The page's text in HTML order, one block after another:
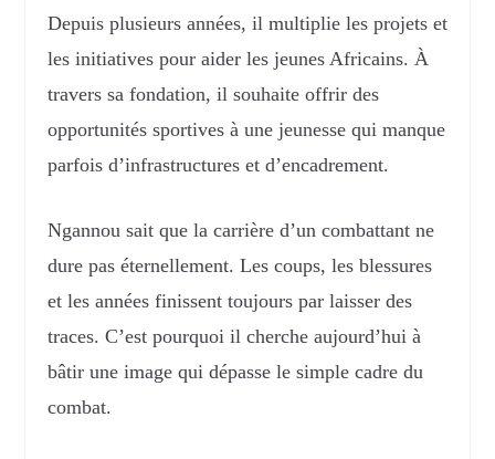
Depuis plusieurs années, il multiplie les projets et
les initiatives pour aider les jeunes Africains. À
travers sa fondation, il souhaite offrir des
opportunités sportives à une jeunesse qui manque
parfois d’infrastructures et d’encadrement.
Ngannou sait que la carrière d’un combattant ne
dure pas éternellement. Les coups, les blessures
et les années finissent toujours par laisser des
traces. C’est pourquoi il cherche aujourd’hui à
bâtir une image qui dépasse le simple cadre du
combat.